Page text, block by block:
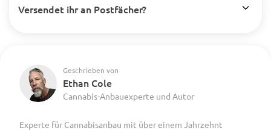
Versendet ihr an Postfächer?
Geschrieben von
Ethan Cole
Cannabis-Anbauexperte und Autor
Experte für Cannabisanbau mit über einem Jahrzehnt